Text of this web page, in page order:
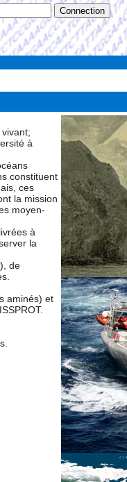
à
constituent
ces
la mission
moyen-
à
la
de
aminés) et